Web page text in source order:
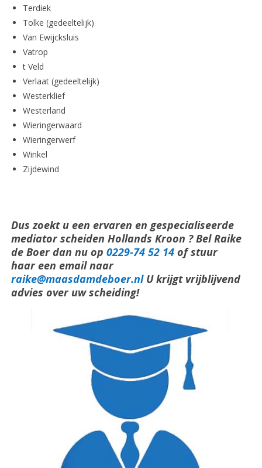
Terdiek
Tolke (gedeeltelijk)
Van Ewijcksluis
Vatrop
t Veld
Verlaat (gedeeltelijk)
Westerklief
Westerland
Wieringerwaard
Wieringerwerf
Winkel
Zijdewind
Dus zoekt u een ervaren en gespecialiseerde
mediator scheiden Hollands Kroon ? Bel Raike
de Boer dan nu op 0229-74 52 14 of stuur
haar een email naar
raike@maasdamdeboer.nl U krijgt vrijblijvend
advies over uw scheiding!